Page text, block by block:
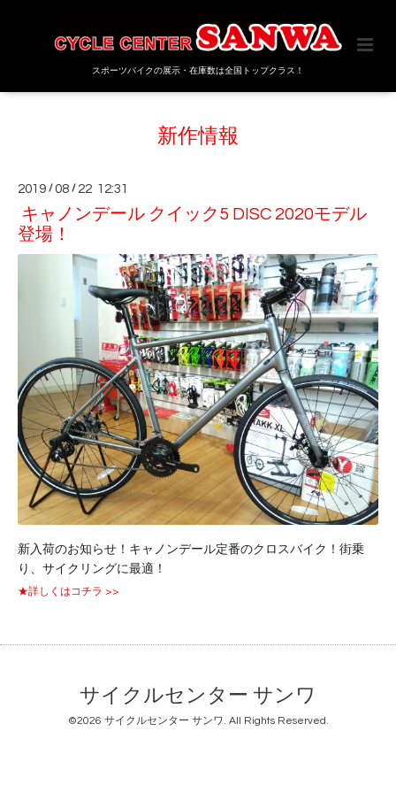
スポーツバイクの展示・在庫数は全国トップクラス！
新作情報
2019 /08 / 22 12:31
キャノンデール クイック5 DISC 2020モデル
登場！
新入荷のお知らせ！キャノンデール定番のクロスバイク！街乗
り、サイクリングに最適！
★詳しくはコチラ >>
サイクルセンター サンワ
©2026 サイクルセンター サンワ. All Rights Reserved.